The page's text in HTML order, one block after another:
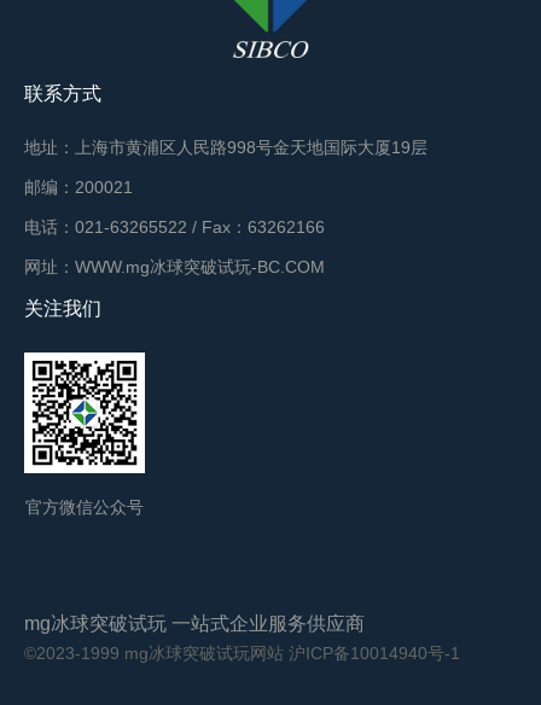
联系方式
地址：上海市黄浦区人民路998号金天地国际大厦19层
邮编：200021
电话：021-63265522 / Fax：63262166
网址：WWW.mg冰球突破试玩-BC.COM
关注我们
官方微信公众号
mg冰球突破试玩 一站式企业服务供应商
©2023-1999 mg冰球突破试玩网站 沪ICP备10014940号-1